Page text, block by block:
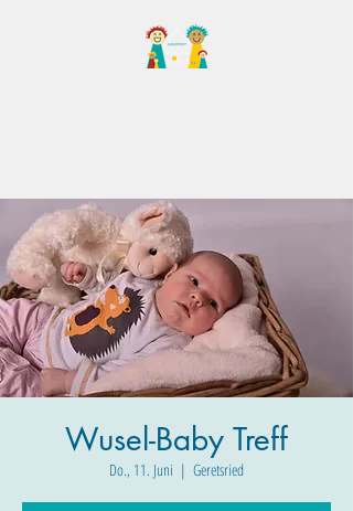
Wusel-Baby Treff
Do., 11. Juni
  |
Geretsried